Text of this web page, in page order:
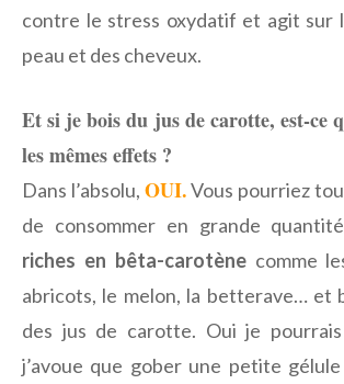
contre le stress oxydatif et agit sur
peau et des cheveux.
Et si je bois du jus de carotte, est-ce
les mêmes effets ?
Dans l’absolu, OUI.Vous pourriez
de consommer en grande
riches en bêta-carotènecomme
abricots, le melon, la betterave… et
des jus de carotte. Oui je
j’avoue que gober une petite gélule